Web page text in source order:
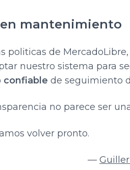
mantenimiento
politicas de
nuestro sistema para
confiable de seguimiento
no parece ser
volver pronto.
—